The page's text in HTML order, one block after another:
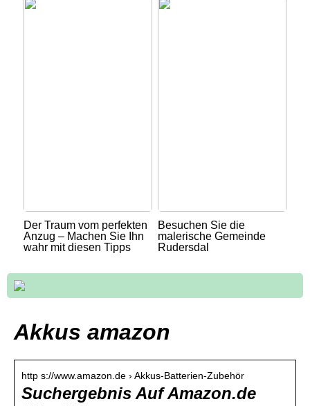
Der Traum vom perfekten
Anzug – Machen Sie Ihn
wahr mit diesen Tipps
Besuchen Sie die
malerische Gemeinde
Rudersdal
Akkus amazon
http s://www.amazon.de › Akkus-Batterien-Zubehör
Suchergebnis Auf Amazon.de